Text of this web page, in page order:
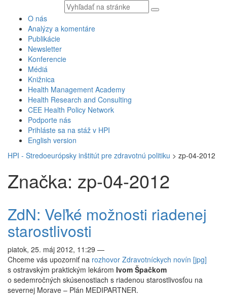
Vyhľadávaný
text
O nás
Analýzy a komentáre
Publikácie
Newsletter
Konferencie
Médiá
Knižnica
Health Management Academy
Health Research and Consulting
CEE Health Policy Network
Podporte nás
Prihláste sa na stáž v HPI
English version
HPI - Stredoeurópsky inštitút pre zdravotnú politiku > zp-04-2012
Značka: zp-04-2012
ZdN: Veľké možnosti riadenej
starostlivosti
piatok, 25. máj 2012, 11:29 —
Chceme vás upozorniť na rozhovor Zdravotníckych novín [jpg]
s ostravským praktickým lekárom Ivom Špačkom
o sedemročných skúsenostiach s riadenou starostlivosťou na
severnej Morave – Plán MEDIPARTNER.